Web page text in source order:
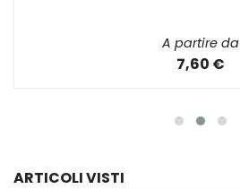
A partire da
7,60 €
ARTICOLI VISTI